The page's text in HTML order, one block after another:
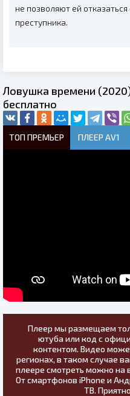
не позволяют ей
преступника.
Ловушка времени
бесплатно
ТОП ПРЕМЬЕР ПЛЕЕР AV1
Плеер мы размещаем
ютуба или код с
контентом. Видео
регионах, в таком случае
плеере смотреть можно на
От смартфонов iPhone и
ТВ.